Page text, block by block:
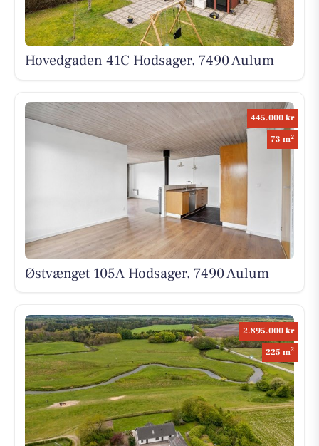
Hovedgaden 41C Hodsager, 7490 Aulum
445.000 kr
73 m2
Østvænget 105A Hodsager, 7490 Aulum
2.895.000 kr
225 m2